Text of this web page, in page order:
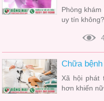
Phòng
uy tín
Chữa
Xã hội phát
hơn khiến